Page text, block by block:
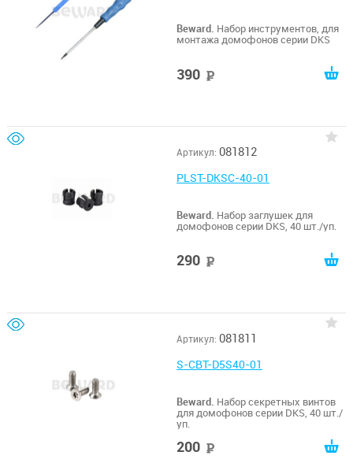
Beward. Набор инструментов, для
монтажа домофонов серии DKS
390
Артикул: 081812
PLST-DKSC-40-01
Beward. Набор заглушек для
домофонов серии DKS, 40 шт./уп.
290
Артикул: 081811
S-CBT-D5S40-01
Beward. Набор секретных винтов
для домофонов серии DKS, 40 шт./
уп.
200